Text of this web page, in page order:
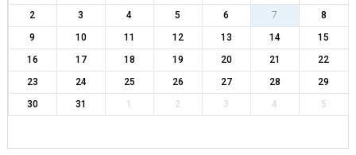
2
3 4 5 6 7
8
9
10 11 12 13 14
15
16
17 18 19 20 21
22
23
24 25 26 27 28
29
30
31 1 2 3 4 5